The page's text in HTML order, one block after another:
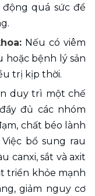
quá sức để
Nếu có viêm
hoặc bệnh lý sản
trị kịp thời.
duy trì một chế
đủ các nhóm
chất béo lành
bổ sung rau
canxi, sắt và axit
triển khỏe mạnh
giảm nguy cơ